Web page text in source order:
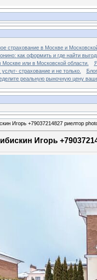
страхование в Москве и
как оформить и где найти
или в Московской области.
страхование и не только.
Блог
реальную рыночную цену
Игорь +79037214827 риелтор
Игорь